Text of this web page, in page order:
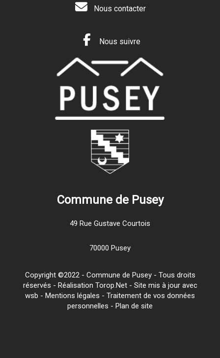
Nous contacter
Nous suivre
Commune de Pusey
49 Rue Gustave Courtois
70000 Pusey
Copyright ©2022 - Commune de Pusey - Tous droits
réservés - Réalisation Torop.Net - Site mis à jour avec
wsb - Mentions légales - Traitement de vos données
personnelles - Plan de site